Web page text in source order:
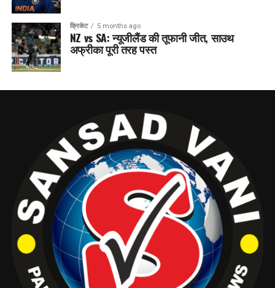
क्रिकेट 5 months ago
NZ vs SA: न्यूजीलैंड की तूफानी जीत, साउथ
अफ्रीका पूरी तरह पस्त